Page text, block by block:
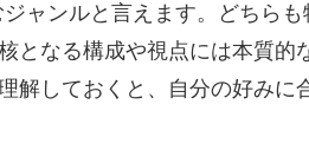
ジャンルと言えます。どちら
となる構成や視点には本質
解しておくと、自分の好みに